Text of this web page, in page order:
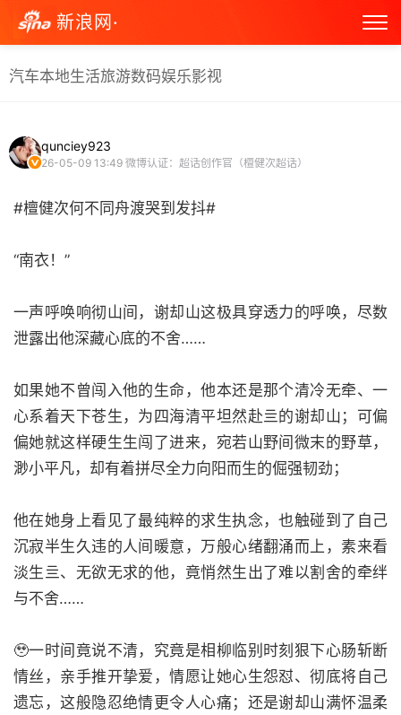
新浪网·
汽车本地生活旅游数码娱乐影视
qunciey923
26-05-09 13:49 微博认证：超话创作官（檀健次超话）
#檀健次何不同舟渡哭到发抖#
“南衣！”
一声呼唤响彻山间，谢却山这极具穿透力的呼唤，尽数
泄露出他深藏心底的不舍……
如果她不曾闯入他的生命，他本还是那个清冷无牵、一
心系着天下苍生，为四海清平坦然赴亖的谢却山；可偏
偏她就这样硬生生闯了进来，宛若山野间微末的野草，
渺小平凡，却有着拼尽全力向阳而生的倔强韧劲；
他在她身上看见了最纯粹的求生执念，也触碰到了自己
沉寂半生久违的人间暖意，万般心绪翻涌而上，素来看
淡生亖、无欲无求的他，竟悄然生出了难以割舍的牵绊
与不舍……
🥹一时间竟说不清，究竟是相柳临别时刻狠下心肠斩断
情丝，亲手推开挚爱，情愿让她心生怨怼、彻底将自己
遗忘，这般隐忍绝情更令人心痛；还是谢却山满怀温柔